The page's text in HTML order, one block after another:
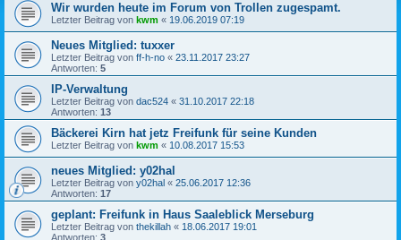
Wir wurden heute im Forum von Trollen zugespamt.
Letzter Beitrag von kwm « 19.06.2019 07:19
Neues Mitglied: tuxxer
Letzter Beitrag von ff-h-no « 23.11.2017 23:27
Antworten: 5
IP-Verwaltung
Letzter Beitrag von dac524 « 31.10.2017 22:18
Antworten: 13
Bäckerei Kirn hat jetz Freifunk für seine Kunden
Letzter Beitrag von kwm « 10.08.2017 15:53
neues Mitglied: y02hal
Letzter Beitrag von y02hal « 25.06.2017 12:36
Antworten: 17
geplant: Freifunk in Haus Saaleblick Merseburg
Letzter Beitrag von thekillah « 18.06.2017 19:01
Antworten: 3